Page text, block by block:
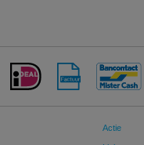
Actie